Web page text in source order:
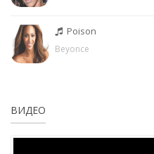
Poison
Beyonce
ВИДЕО